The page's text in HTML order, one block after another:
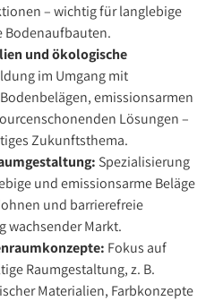
– wichtig für langlebige
Bodenaufbauten.
und ökologische
im Umgang mit
emissionsarmen
Lösungen –
Zukunftsthema.
Spezialisierung
und emissionsarme Beläge
und barrierefreie
wachsender Markt.
Fokus auf
Raumgestaltung, z. B.
Materialien, Farbkonzepte